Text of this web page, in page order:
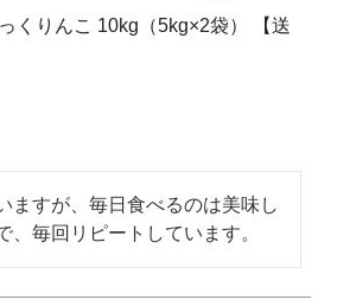
くりんこ 10kg（5kg×2袋） 【送
ますが、毎日食べるのは美味し
、毎回リピートしています。